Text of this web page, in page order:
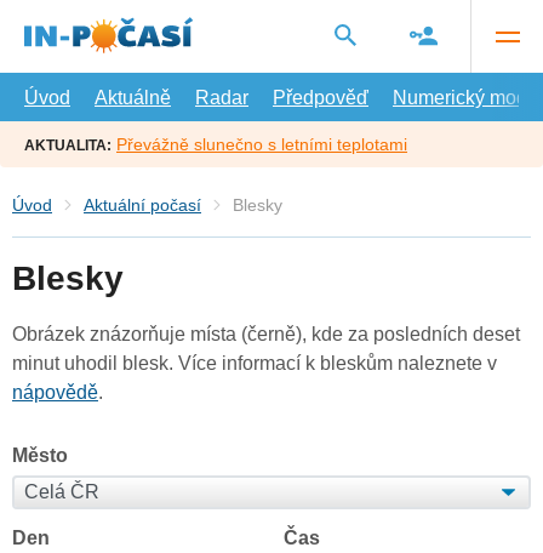
hlavní
Úvod
Aktuálně Radar Předpověď Numerický model
AKTUALITA: Převážně slunečno s letními teplotami
Úvod Aktuální počasí Blesky
Blesky
Obrázek znázorňuje místa (černě), kde za posledních deset
minut uhodil blesk. Více informací k bleskům naleznete v
nápovědě.
Město
Den Čas